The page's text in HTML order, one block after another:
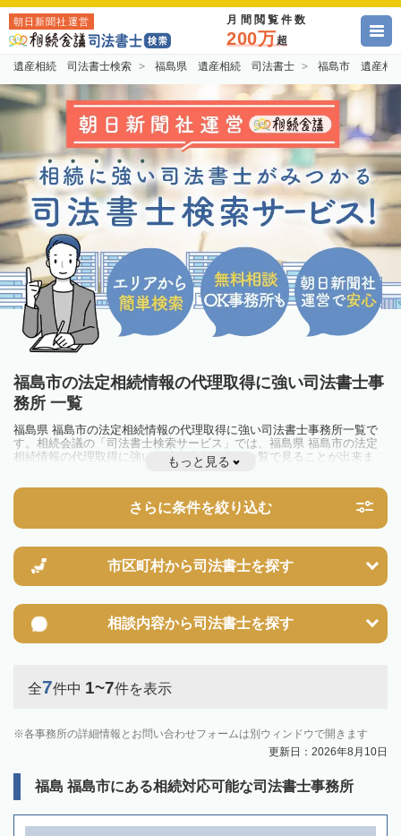
朝日新聞社運営 月間閲覧件数
200万超
遺産相続 司法書士検索 福島県 遺産相続 司法書士 福島市 遺産相
福島市の法定相続情報の代理取得に強い司法書士事
務所 一覧
福島県 福島市の法定相続情報の代理取得に強い司法書士事務所一覧で
す。相続会議の「司法書士検索サービス」では、福島県 福島市の法定
相続情報の代理取得に強い司法書士事務所を一覧で見ることが出来ま
す。相続のトラブルやお悩みを抱えている方は一度近隣の司法書士に相
もっと見る
さらに条件を絞り込む
市区町村から司法書士を探す
相談内容から司法書士を探す
全7件中 1~7件を表示
各事務所の詳細情報とお問い合わせフォームは別ウィンドウで開きます
更新日：2026年8月10日
福島 福島市にある相続対応可能な司法書士事務所